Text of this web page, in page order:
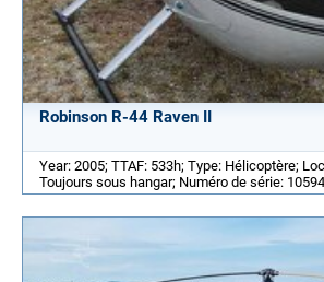
Robinson R-44 Raven II
Year: 2005; TTAF: 533h; Type: Hélicoptère;
Toujours sous hangar; Numéro de série: